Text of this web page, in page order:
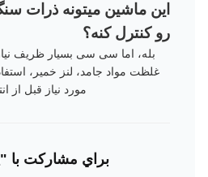
اين ماشين ميتونه ذرات
رو کنترل کنه؟
بله، اما سی سی بسیار ظریف نیاز
غلظت مواد جامد، لنز خمیر،
مورد نیاز قبل از
براي مشارکت با